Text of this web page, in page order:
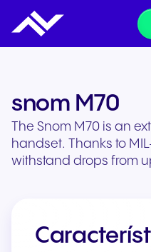
snom M70
The Snom M70 is an
handset. Thanks to
withstand drops from